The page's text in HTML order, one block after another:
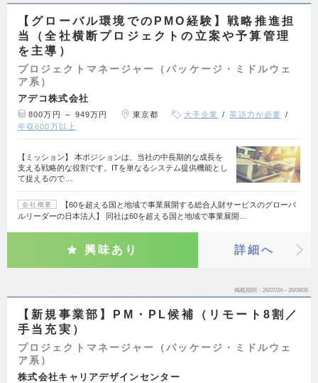
【グローバル環境でのPMO経験】戦略推進担
当（全社横断プロジェクトの立案や予算管理
を主導）
プロジェクトマネージャー（パッケージ・ミドルウェ
ア系）
アデコ株式会社
800万円 ～ 949万円 東京都 大手企業
英語力が必要
年収600万以上
【ミッション】 本ポジションは、当社の中長期的な成長を
支える戦略的な役割です。ITを単なるシステム提供機能とし
て捉えるので…
会社概要
【60を超える国と地域で事業展開する総合人財サービスのグローバ
ルリーダーの日本法人】 同社は60を超える国と地域で事業展開…
興味あり 詳細へ
掲載期間 26/07/24～26/08/06
【新規事業部】PM・PL候補（リモート8割／
手当充実）
プロジェクトマネージャー（パッケージ・ミドルウェ
ア系）
株式会社キャリアデザインセンター